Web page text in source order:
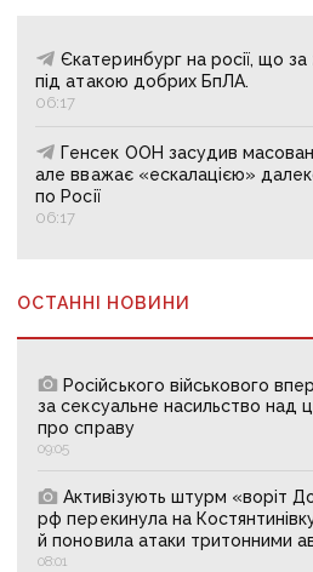
Єкатеринбург на росії, що за
під атакою добрих БпЛА.
06:17
Генсек ООН засудив
але вважає «ескалацією»
по Росії
06:17
ОСТАННІ НОВИНИ
Російського військового
за сексуальне насильство над
про справу
09:05
Активізують штурм «воріт
рф перекинула на
й поновила атаки тритонними
08:01